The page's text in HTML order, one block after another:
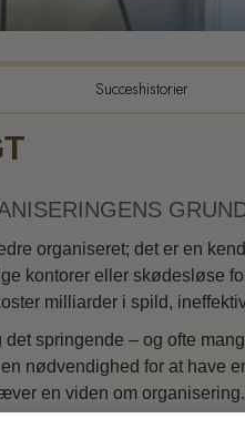
toneskala
grundlæggende om public
man løser konflikter
og ærlighed
omgivelser
og targets
Succeshistorier
organiseret; det er en
kontorer eller skødesløse
milliarder i spild,
springende – og ofte
nødvendighed for at have
en viden om
mest effektive og produktive